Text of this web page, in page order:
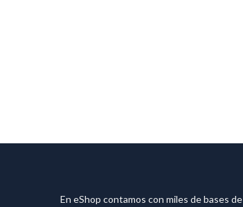
En eShop contamos con miles de bases de